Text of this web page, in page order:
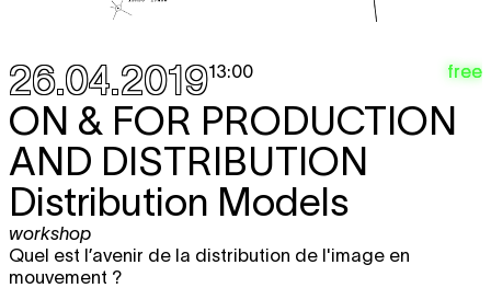
26.04.201913:00 free
ON & FOR PRODUCTION
AND DISTRIBUTION
Distribution Models
workshop
Quel est l’avenir de la distribution de l'image en
mouvement ?